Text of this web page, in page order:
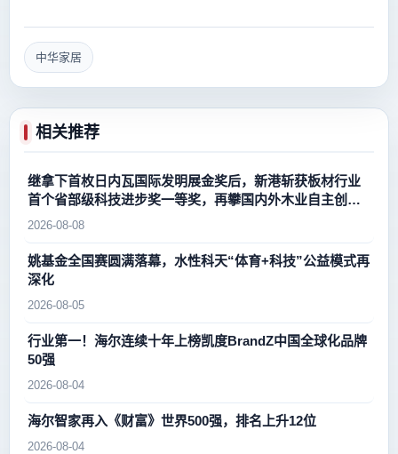
中华家居
相关推荐
继拿下首枚日内瓦国际发明展金奖后，新港斩获板材行业
首个省部级科技进步奖一等奖，再攀国内外木业自主创新
新高峰
2026-08-08
姚基金全国赛圆满落幕，水性科天“体育+科技”公益模式再
深化
2026-08-05
行业第一！海尔连续十年上榜凯度BrandZ中国全球化品牌
50强
2026-08-04
海尔智家再入《财富》世界500强，排名上升12位
2026-08-04